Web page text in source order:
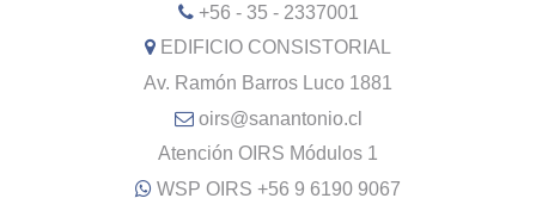
+56 - 35 - 2337001
EDIFICIO CONSISTORIAL
Av. Ramón Barros Luco 1881
oirs@sanantonio.cl
Atención OIRS Módulos 1
WSP OIRS +56 9 6190 9067